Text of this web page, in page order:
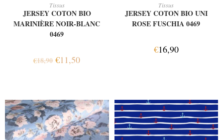
Tissus
JERSEY COTON BIO
MARINIÈRE NOIR-BLANC
0469
€18,90 €11,50
Tissus
JERSEY COTON BIO UNI
ROSE FUSCHIA 0469
€16,90